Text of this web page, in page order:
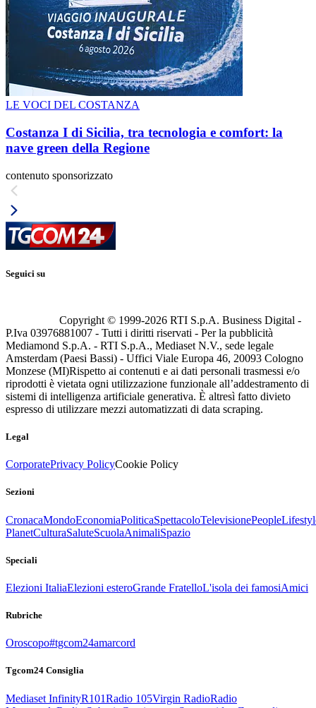
LE VOCI DEL COSTANZA
Costanza I di Sicilia, tra tecnologia e comfort: la
nave green della Regione
contenuto sponsorizzato
Seguici su
Copyright © 1999-2026 RTI S.p.A. Business Digital -
P.Iva 03976881007 - Tutti i diritti riservati - Per la pubblicità
Mediamond S.p.A. - RTI S.p.A., Mediaset N.V., sede legale
Amsterdam (Paesi Bassi) - Uffici Viale Europa 46, 20093 Cologno
Monzese (MI)Rispetto ai contenuti e ai dati personali trasmessi e/o
riprodotti è vietata ogni utilizzazione funzionale all’addestramento di
sistemi di intelligenza artificiale generativa. È altresì fatto divieto
espresso di utilizzare mezzi automatizzati di data scraping.
Legal
CorporatePrivacy PolicyCookie Policy
Sezioni
CronacaMondoEconomiaPoliticaSpettacoloTelevisionePeople
PlanetCulturaSaluteScuolaAnimaliSpazio
Speciali
Elezioni ItaliaElezioni esteroGrande FratelloL'isola dei famosiAmici
Rubriche
Oroscopo#tgcom24amarcord
Tgcom24 Consiglia
Mediaset InfinityR101Radio 105Virgin RadioRadio